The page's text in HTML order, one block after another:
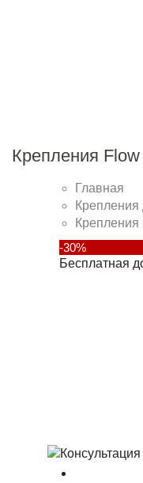
Крепления
Главная
Крепления
-30%
Бесплатная